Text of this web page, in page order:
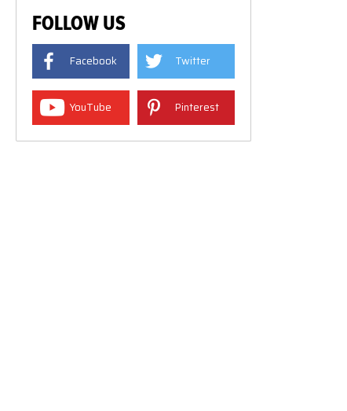
FOLLOW US
Facebook Twitter
YouTube Pinterest